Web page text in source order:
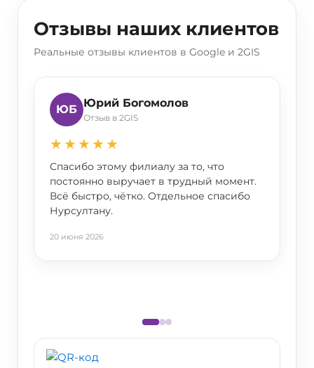
Отзывы наших клиентов
Реальные отзывы клиентов в Google и 2GIS
ЮБ Юрий Богомолов
Отзыв в 2GIS
★★★★★
Спасибо этому филиалу за то, что
постоянно выручает в трудный момент.
Всё быстро, чётко. Отдельное спасибо
Нурсултану.
20 июня 2026